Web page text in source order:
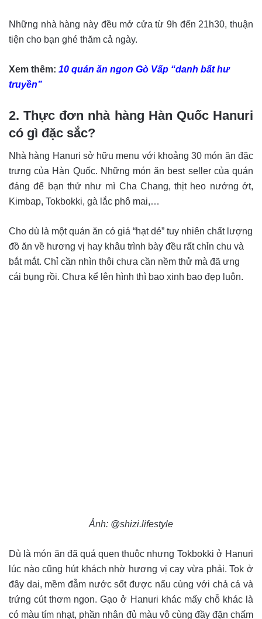
Những nhà hàng này đều mở cửa từ 9h đến 21h30, thuận
tiện cho bạn ghé thăm cả ngày.
Xem thêm: 10 quán ăn ngon Gò Vấp “danh bất hư
truyền”
2. Thực đơn nhà hàng Hàn Quốc Hanuri
có gì đặc sắc?
Nhà hàng Hanuri sở hữu menu với khoảng 30 món ăn đặc
trưng của Hàn Quốc. Những món ăn best seller của quán
đáng để bạn thử như mì Cha Chang, thịt heo nướng ớt,
Kimbap, Tokbokki, gà lắc phô mai,…
Cho dù là một quán ăn có giá “hạt dẻ” tuy nhiên chất lượng
đồ ăn về hương vị hay khâu trình bày đều rất chỉn chu và
bắt mắt. Chỉ cần nhìn thôi chưa cần nềm thử mà đã ưng
cái bụng rồi. Chưa kể lên hình thì bao xinh bao đẹp luôn.
Ảnh: @shizi.lifestyle
Dù là món ăn đã quá quen thuộc nhưng Tokbokki ở Hanuri
lúc nào cũng hút khách nhờ hương vị cay vừa phải. Tok ở
đây dai, mềm đẫm nước sốt được nấu cùng với chả cá và
trứng cút thơm ngon. Gạo ở Hanuri khác mấy chỗ khác là
có màu tím nhạt, phần nhân đủ màu vô cùng đầy đặn chấm